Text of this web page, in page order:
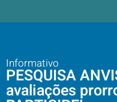
Informativo
PESQUISA
avaliações